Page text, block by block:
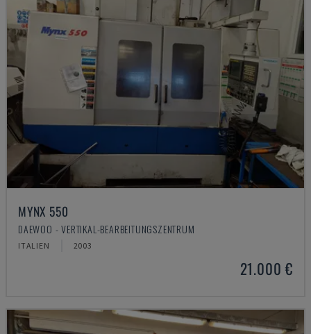
MYNX 550
DAEWOO - VERTIKAL-BEARBEITUNGSZENTRUM
ITALIEN 2003
21.000 €